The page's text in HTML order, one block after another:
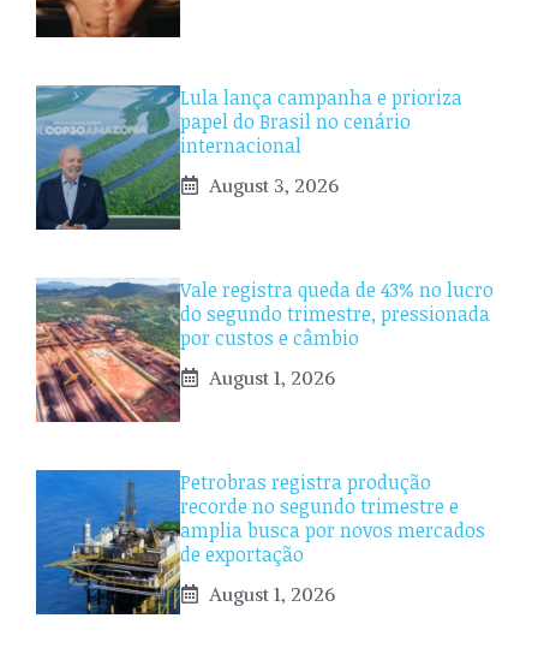
Lula lança campanha e prioriza
papel do Brasil no cenário
internacional
August 3, 2026
Vale registra queda de 43% no lucro
do segundo trimestre, pressionada
por custos e câmbio
August 1, 2026
Petrobras registra produção
recorde no segundo trimestre e
amplia busca por novos mercados
de exportação
August 1, 2026